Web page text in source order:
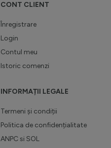
CONT CLIENT
Înregistrare
Login
Contul meu
Istoric comenzi
INFORMAȚII LEGALE
Termeni și condiții
Politica de confidențialitate
ANPC si SOL